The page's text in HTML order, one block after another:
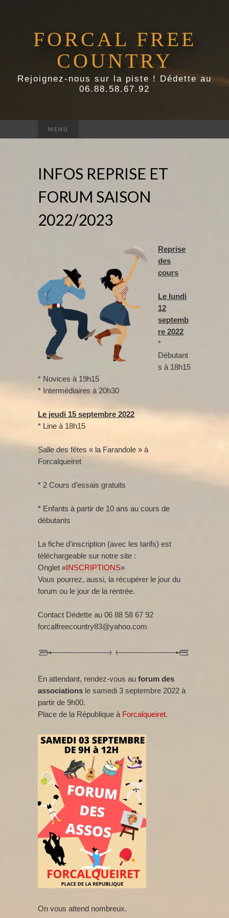
FORCAL FREE
COUNTRY
Rejoignez-nous sur la piste ! Dédette au
06.88.58.67.92
MENU
INFOS REPRISE ET
FORUM SAISON
2022/2023
Reprise
des
cours
Le lundi
12
septemb
re 2022
*
Débutant
s à 18h15
* Novices à 19h15
* Intermédiaires à 20h30
Le jeudi 15 septembre 2022
* Line à 18h15
Salle des fêtes « la Farandole » à
Forcalqueiret
* 2 Cours d’essais gratuits
* Enfants à partir de 10 ans au cours de
débutants
La fiche d’inscription (avec les tarifs) est
téléchargeable sur notre site :
Onglet «INSCRIPTIONS»
Vous pourrez, aussi, la récupérer le jour du
forum ou le jour de la rentrée.
Contact Dédette au 06 88 58 67 92
forcalfreecountry83@yahoo.com
En attendant, rendez-vous au forum des
associations le samedi 3 septembre 2022 à
partir de 9h00.
Place de la République à Forcalqueiret.
On vous attend nombreux.